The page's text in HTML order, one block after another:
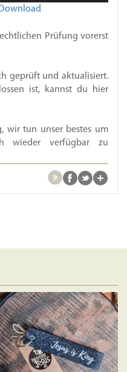
Download
Prüfung vorerst
geprüft und aktualisiert.
ist, kannst du hier
wir tun unser bestes um
wieder verfügbar zu